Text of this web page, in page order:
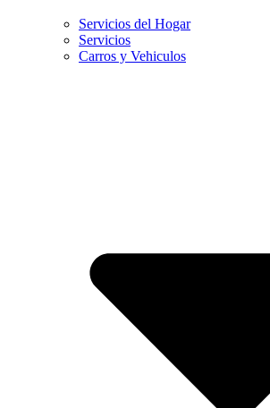
Servicios del Hogar
Servicios
Carros y Vehiculos